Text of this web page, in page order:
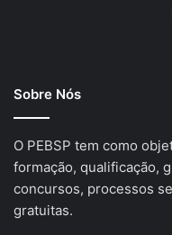
Sobre Nós
O PEBSP tem como
formação, qualificação,
concursos, processos
gratuitas.